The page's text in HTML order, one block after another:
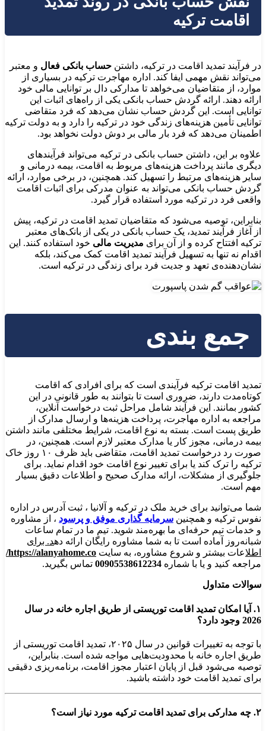
اقامت ترکیه
در فرآیند تمدید اقامت در ترکیه، داشتن حساب بانکی فعال و معتبر
می‌تواند نقش مهمی ایفا کند. اداره مهاجرت ترکیه در بسیاری از
موارد، از متقاضیان می‌خواهد تا مدارکی دال بر توانایی مالی خود
ارائه دهند. ارائه گردش حساب بانکی یکی از راه‌های اثبات این
توانایی است. این گردش حساب نشان می‌دهد که فرد متقاضی
توانایی تأمین هزینه‌های زندگی خود در ترکیه را دارد و به دولت ترکیه
اطمینان می‌دهد که فرد بار مالی بر دوش دولت نخواهد بود.
علاوه بر این، داشتن حساب بانکی در ترکیه می‌تواند فرآیندهای
دیگری مانند پرداخت هزینه‌های مربوط به اقامت، بیمه درمانی و
سایر هزینه‌های مرتبط را تسهیل کند. همچنین، در برخی موارد، ارائه
گردش حساب بانکی می‌تواند به عنوان مدرکی برای اثبات اقامت
واقعی فرد در ترکیه مورد استفاده قرار گیرد.
بنابراین، توصیه می‌شود که متقاضیان تمدید اقامت در ترکیه، پیش
از آغاز فرآیند تمدید، یک حساب بانکی در یکی از بانک‌های معتبر
ترکیه افتتاح کرده و از آن برای مدیریت مالی خود استفاده کنند. این
اقدام نه تنها به تسهیل فرآیند تمدید اقامت کمک می‌کند، بلکه
نشان‌دهنده‌ی تعهد و جدیت فرد برای زندگی در ترکیه است.
جمع بندی
تمدید اقامت ترکیه فرآیندی است که برای افرادی که اقامت
کوتاه‌مدت دارند، ضروری است تا بتوانند به طور قانونی در این
کشور بمانند. این فرآیند شامل مراحل ثبت درخواست آنلاین،
مراجعه به اداره مهاجرت، پرداخت هزینه‌ها و ارسال مدارک از
طریق پست است. بسته به نوع اقامت، شرایط مختلفی مانند داشتن
بیمه درمانی، مجوز کار یا مدارک معتبر لازم است. همچنین، در
صورت رد درخواست تمدید اقامت، متقاضی باید ظرف ۱۰ روز خاک
ترکیه را ترک کند یا برای تغییر نوع اقامت خود اقدام نماید. برای
جلوگیری از مشکلات، ارائه مدارک صحیح و اطلاعات دقیق بسیار
مهم است.
شما می‌توانید برای خرید ملک در ترکیه و آلانیا ، ثبت آدرس در اداره
نفوس ترکیه و همچنین سرمایه گذاری موفق و پرسود ، از مشاوره
و خدمات تیم حرفه‌ای ما بهره‌مند شوید. تیم ما در تمام ساعات
شبانه‌روز آماده است تا به شما مشاوره رایگان ارائه دهد. برای
اطلاعات بیشتر و شروع مشاوره، به سایت https://alanyahome.co/
مراجعه کنید و یا با شماره 00905538612234 تماس بگیرید.
سوالات متداول
۱. آیا امکان تمدید اقامت توریستی از طریق اجاره خانه در سال
2026 وجود دارد؟
با توجه به تغییرات قوانین در سال ۲۰۲۵، تمدید اقامت توریستی از
طریق اجاره خانه با محدودیت‌هایی مواجه شده است. بنابراین،
توصیه می‌شود قبل از پایان اعتبار مجوز اقامت، برنامه‌ریزی دقیقی
برای تمدید اقامت خود داشته باشید.
۲. چه مدارکی برای تمدید اقامت ترکیه مورد نیاز است؟